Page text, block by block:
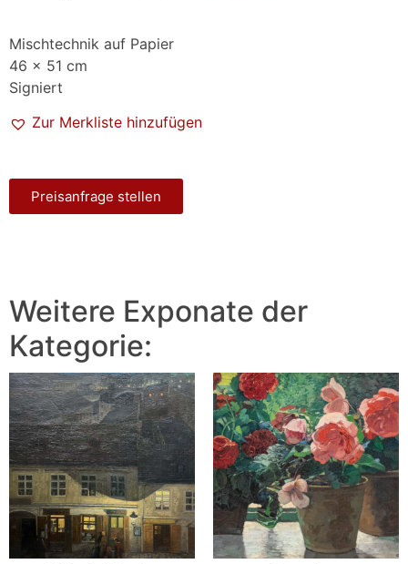
Mischtechnik auf Papier
46 x 51 cm
Signiert
Zur Merkliste hinzufügen
Preisanfrage stellen
Weitere Exponate der
Kategorie: